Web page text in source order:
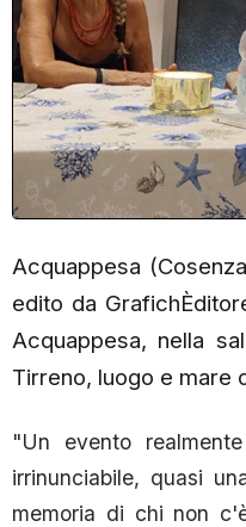
Acquappesa
edito da
Acquappesa, nella
Tirreno, luogo e mare
"Un evento
irrinunciabile, quasi
memoria di chi non